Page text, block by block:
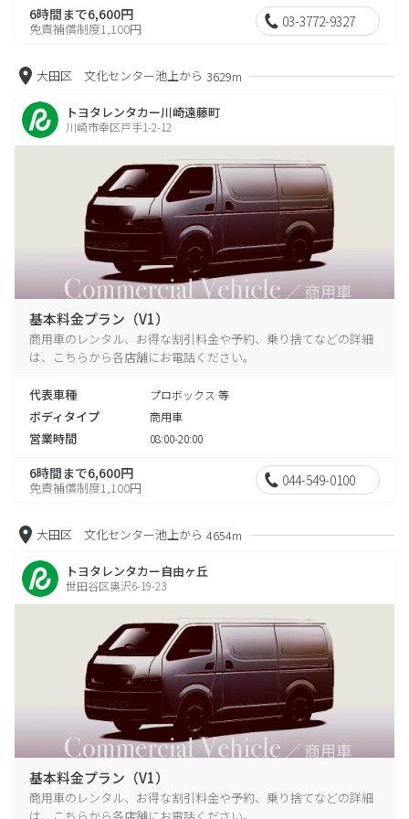
6時間まで6,600円
免責補償制度1,100円 03-3772-9327
大田区 文化センター池上から 3629m
トヨタレンタカー川崎遠藤町
川崎市幸区戸手1-2-12
基本料金プラン（V1）
商用車のレンタル、お得な割引料金や予約、乗り捨てなどの詳細
は、こちらから各店舗にお電話ください。
代表車種 プロボックス 等
ボディタイプ 商用車
営業時間 08:00-20:00
6時間まで6,600円
免責補償制度1,100円 044-549-0100
大田区 文化センター池上から 4654m
トヨタレンタカー自由ヶ丘
世田谷区奥沢6-19-23
基本料金プラン（V1）
商用車のレンタル、お得な割引料金や予約、乗り捨てなどの詳細